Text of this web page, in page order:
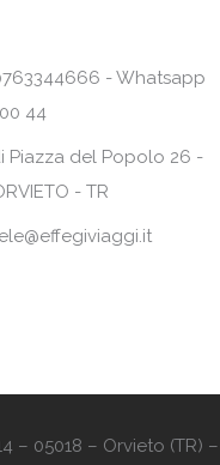
- Whatsapp
44
Piazza del Popolo 26 -
- TR
– 05018 – Orvieto